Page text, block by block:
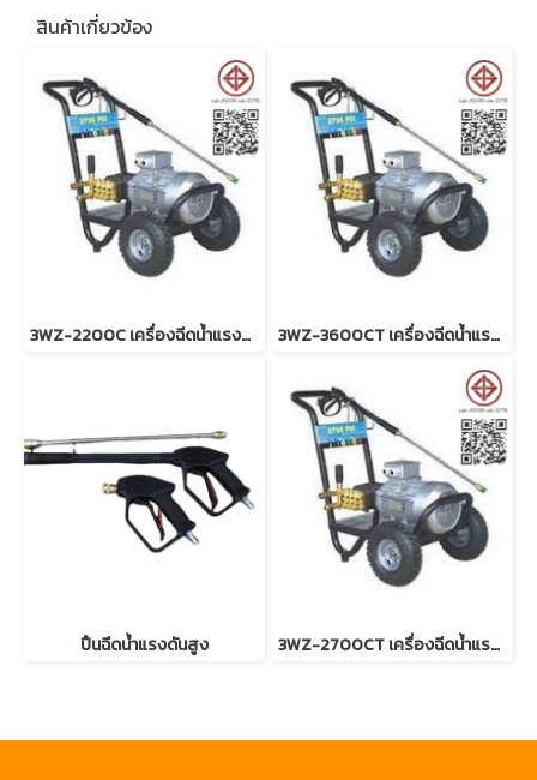
สินค้าเกี่ยวข้อง
3WZ-2200C เครื่องฉีดน้ำแรงดันสูง 3WZ-3600CT เครื่องฉีดน้ำแรงดันสูง
ปืนฉีดน้ำแรงดันสูง 3WZ-2700CT เครื่องฉีดน้ำแรงดันสูง